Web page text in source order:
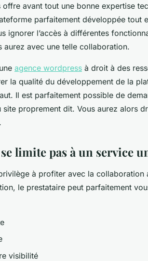
avant tout une bonne expertise
parfaitement développée tout
ignorer l’accès à différentes
aurez avec une telle collaboration.
agence wordpress à droit à des
la qualité du développement de la
Il est parfaitement possible de
proprement dit. Vous aurez alors
limite pas à un service
à profiter avec la collaboration
le prestataire peut parfaitement
visibilité